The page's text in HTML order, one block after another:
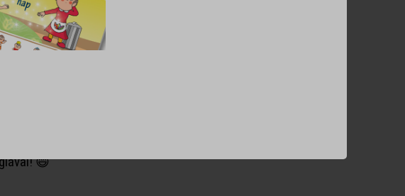
veszi az akadályokat. 🤸‍♀️
😄